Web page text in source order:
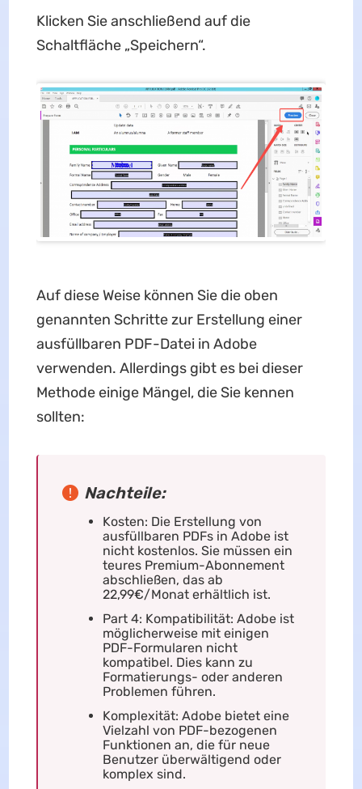
Klicken Sie anschließend auf die
Schaltfläche „Speichern“.
Auf diese Weise können Sie die oben
genannten Schritte zur Erstellung einer
ausfüllbaren PDF-Datei in Adobe
verwenden. Allerdings gibt es bei dieser
Methode einige Mängel, die Sie kennen
sollten:
Nachteile:
Kosten: Die Erstellung von
ausfüllbaren PDFs in Adobe ist
nicht kostenlos. Sie müssen ein
teures Premium-Abonnement
abschließen, das ab
22,99€/Monat erhältlich ist.
Part 4: Kompatibilität: Adobe ist
möglicherweise mit einigen
PDF-Formularen nicht
kompatibel. Dies kann zu
Formatierungs- oder anderen
Problemen führen.
Komplexität: Adobe bietet eine
Vielzahl von PDF-bezogenen
Funktionen an, die für neue
Benutzer überwältigend oder
komplex sind.